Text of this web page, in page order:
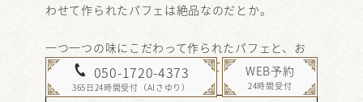
わせて作られたパフェは絶品なのだとか。
一つ一つの味にこだわって作られたパフェと、お
酒のマリアージュを味わってみては？
050-1720-4373
365日24時間受付（AIさゆり）
WEB予約
24時間受付